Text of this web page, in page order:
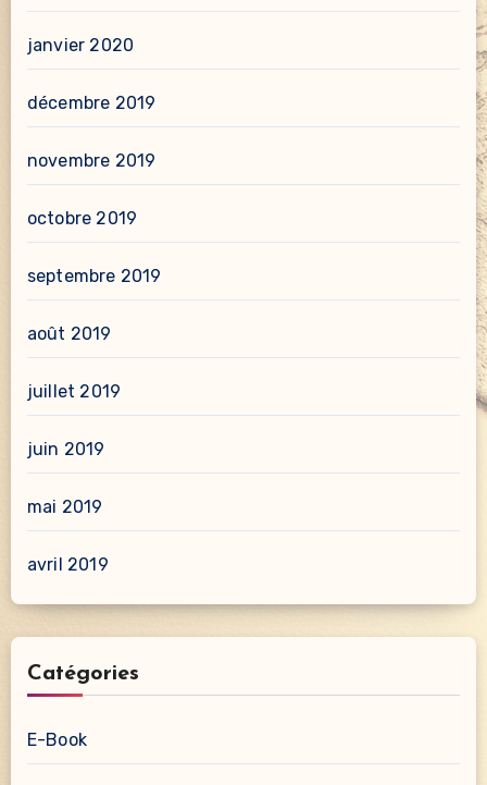
janvier 2020
décembre 2019
novembre 2019
octobre 2019
septembre 2019
août 2019
juillet 2019
juin 2019
mai 2019
avril 2019
Catégories
E-Book